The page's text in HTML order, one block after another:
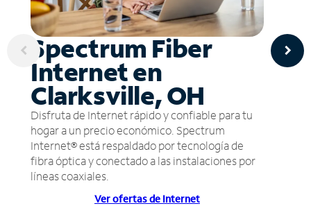
Spectrum Fiber
Internet en
Clarksville, OH
Disfruta de Internet rápido y confiable para tu
hogar a un precio económico. Spectrum
Internet® está respaldado por tecnología de
fibra óptica y conectado a las instalaciones por
líneas coaxiales.
Ver ofertas de Internet